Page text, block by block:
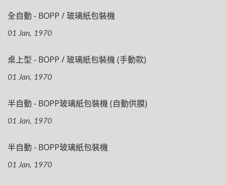
全自動 - BOPP / 玻璃紙包裝機
01 Jan, 1970
桌上型 - BOPP / 玻璃紙包裝機 (手動款)
01 Jan, 1970
半自動 - BOPP玻璃紙包裝機 (自動供膜)
01 Jan, 1970
半自動 - BOPP玻璃紙包裝機
01 Jan, 1970